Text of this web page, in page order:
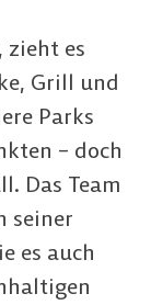
zieht es
Grill und
Parks
– doch
Das Team
seiner
es auch